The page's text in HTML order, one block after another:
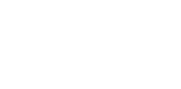
— подготовили для вас